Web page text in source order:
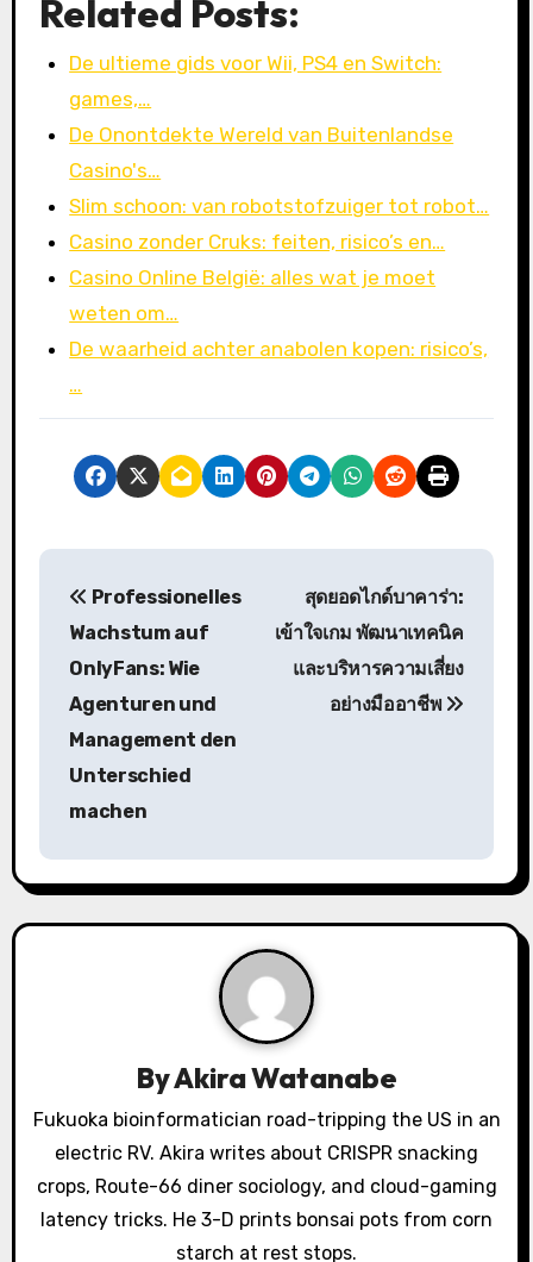
Related Posts:
De ultieme gids voor Wii, PS4 en Switch:
games,…
De Onontdekte Wereld van Buitenlandse
Casino's…
Slim schoon: van robotstofzuiger tot robot…
Casino zonder Cruks: feiten, risico’s en…
Casino Online België: alles wat je moet
weten om…
De waarheid achter anabolen kopen: risico’s,
…
P
v
i
i
o
n
Professionelles
Wachstum auf
OnlyFans: Wie
Agenturen und
Management den
Unterschied
machen
สุดยอดไกด์บาคาร่า:
เข้าใจเกม พัฒนาเทคนิค
และบริหารความเสี่ยง
อย่างมืออาชีพ
ByAkira Watanabe
Fukuoka bioinformatician road-tripping the US in an
electric RV. Akira writes about CRISPR snacking
crops, Route-66 diner sociology, and cloud-gaming
latency tricks. He 3-D prints bonsai pots from corn
starch at rest stops.